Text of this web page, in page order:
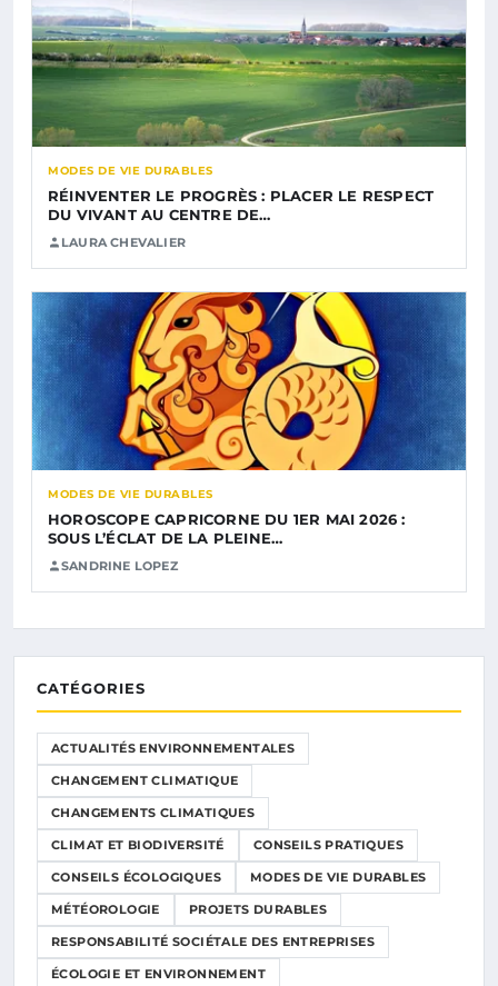
MODES DE VIE DURABLES
RÉINVENTER LE PROGRÈS : PLACER LE RESPECT
DU VIVANT AU CENTRE DE…
LAURA CHEVALIER
MODES DE VIE DURABLES
HOROSCOPE CAPRICORNE DU 1ER MAI 2026 :
SOUS L’ÉCLAT DE LA PLEINE…
SANDRINE LOPEZ
CATÉGORIES
ACTUALITÉS ENVIRONNEMENTALES
CHANGEMENT CLIMATIQUE
CHANGEMENTS CLIMATIQUES
CLIMAT ET BIODIVERSITÉ CONSEILS PRATIQUES
CONSEILS ÉCOLOGIQUES MODES DE VIE DURABLES
MÉTÉOROLOGIE PROJETS DURABLES
RESPONSABILITÉ SOCIÉTALE DES ENTREPRISES
ÉCOLOGIE ET ENVIRONNEMENT